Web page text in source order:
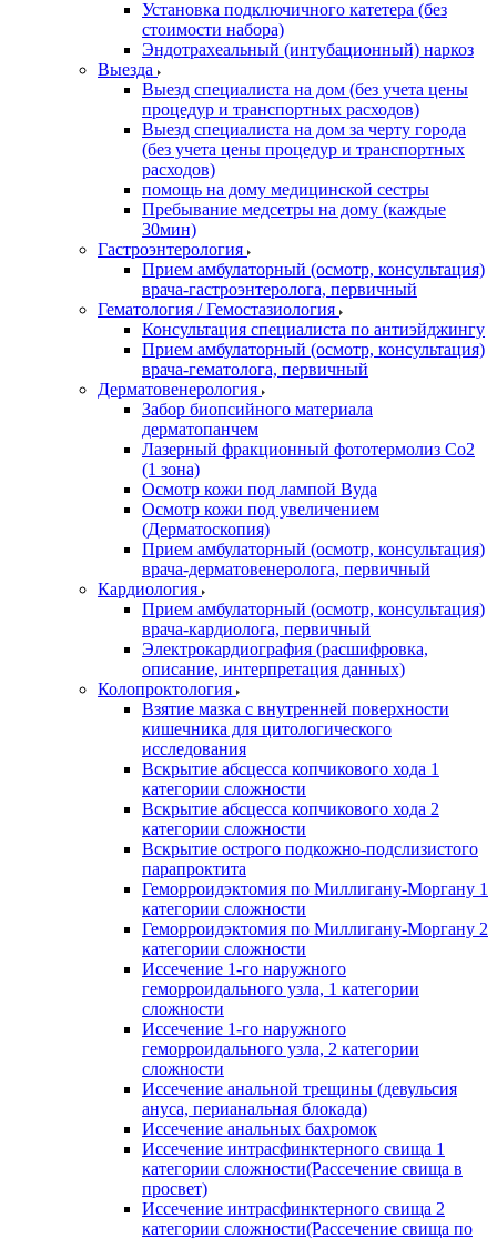
Установка подключичного катетера (без
стоимости набора)
Эндотрахеальный (интубационный) наркоз
Выезда
Выезд специалиста на дом (без учета цены
процедур и транспортных расходов)
Выезд специалиста на дом за черту города
(без учета цены процедур и транспортных
расходов)
помощь на дому медицинской сестры
Пребывание медсетры на дому (каждые
30мин)
Гастроэнтерология
Прием амбулаторный (осмотр, консультация)
врача-гастроэнтеролога, первичный
Гематология / Гемостазиология
Консультация специалиста по антиэйджингу
Прием амбулаторный (осмотр, консультация)
врача-гематолога, первичный
Дерматовенерология
Забор биопсийного материала
дерматопанчем
Лазерный фракционный фототермолиз Со2
(1 зона)
Осмотр кожи под лампой Вуда
Осмотр кожи под увеличением
(Дерматоскопия)
Прием амбулаторный (осмотр, консультация)
врача-дерматовенеролога, первичный
Кардиология
Прием амбулаторный (осмотр, консультация)
врача-кардиолога, первичный
Электрокардиография (расшифровка,
описание, интерпретация данных)
Колопроктология
Взятие мазка с внутренней поверхности
кишечника для цитологического
исследования
Вскрытие абсцесса копчикового хода 1
категории сложности
Вскрытие абсцесса копчикового хода 2
категории сложности
Вскрытие острого подкожно-подслизистого
парапроктита
Геморроидэктомия по Миллигану-Моргану 1
категории сложности
Геморроидэктомия по Миллигану-Моргану 2
категории сложности
Иссечение 1-го наружного
геморроидального узла, 1 категории
сложности
Иссечение 1-го наружного
геморроидального узла, 2 категории
сложности
Иссечение анальной трещины (девульсия
ануса, перианальная блокада)
Иссечение анальных бахромок
Иссечение интрасфинктерного свища 1
категории сложности(Рассечение свища в
просвет)
Иссечение интрасфинктерного свища 2
категории сложности(Рассечение свища по